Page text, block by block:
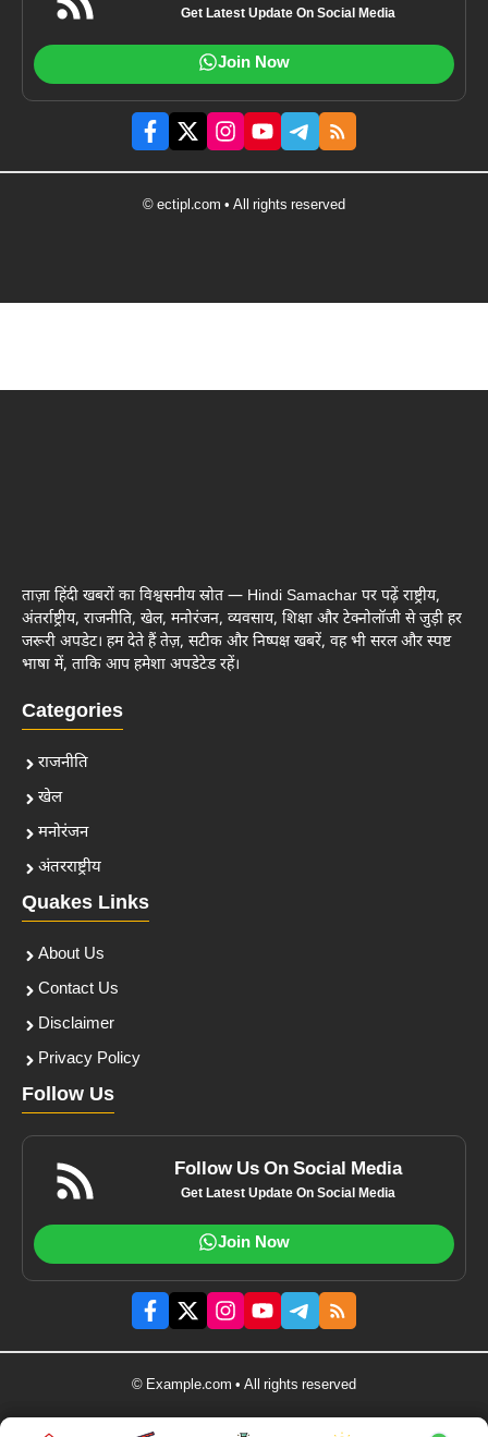
Get Latest Update On Social Media
Join Now
© ectipl.com • All rights reserved
ताज़ा हिंदी खबरों का विश्वसनीय स्रोत — Hindi Samachar पर पढ़ें राष्ट्रीय,
अंतर्राष्ट्रीय, राजनीति, खेल, मनोरंजन, व्यवसाय, शिक्षा और टेक्नोलॉजी से जुड़ी हर
जरूरी अपडेट। हम देते हैं तेज़, सटीक और निष्पक्ष खबरें, वह भी सरल और स्पष्ट
भाषा में, ताकि आप हमेशा अपडेटेड रहें।
Categories
राजनीति
खेल
मनोरंजन
अंतरराष्ट्रीय
Quakes Links
About Us
Contact Us
Disclaimer
Privacy Policy
Follow Us
Follow Us On Social Media
Get Latest Update On Social Media
Join Now
© Example.com • All rights reserved